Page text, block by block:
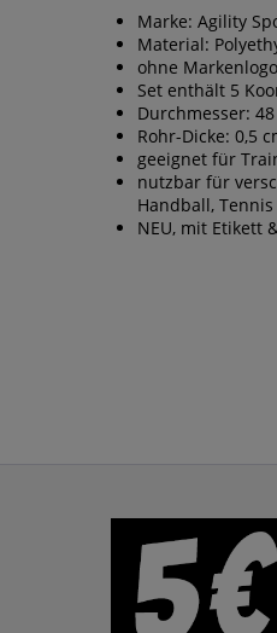
Marke: Agility
Material:
ohne Markenlogo
Set enthält 5
Durchmesser:
Rohr-Dicke: 0,5
geeignet für
nutzbar für
Handball, Tennis
NEU, mit Etikett